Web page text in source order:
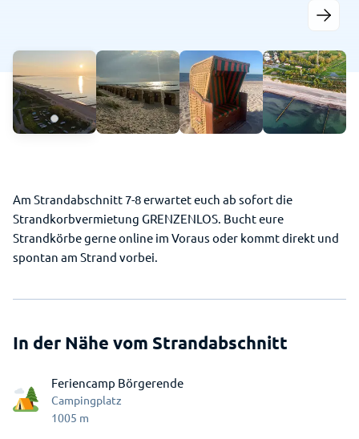
Am Strandabschnitt 7-8 erwartet euch ab sofort die
Strandkorbvermietung GRENZENLOS. Bucht eure
Strandkörbe gerne online im Voraus oder kommt direkt und
spontan am Strand vorbei.
In der Nähe vom Strandabschnitt
Feriencamp Börgerende
Campingplatz
1005 m